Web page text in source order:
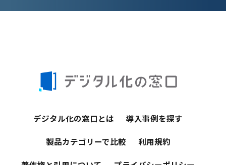
デジタル化の窓口とは 導入事例を探す
製品カテゴリーで比較 利用規約